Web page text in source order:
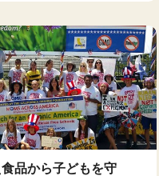
品から子どもを守